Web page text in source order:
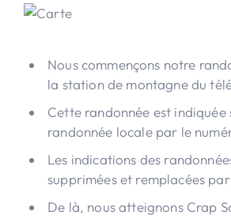
Nous commençons notre
la station de montagne du
Cette randonnée est
randonnée locale par le
Les indications des
supprimées et remplacées par
De là, nous atteignons Crap